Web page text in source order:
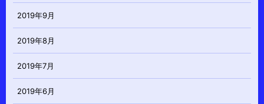
2019年9月
2019年8月
2019年7月
2019年6月